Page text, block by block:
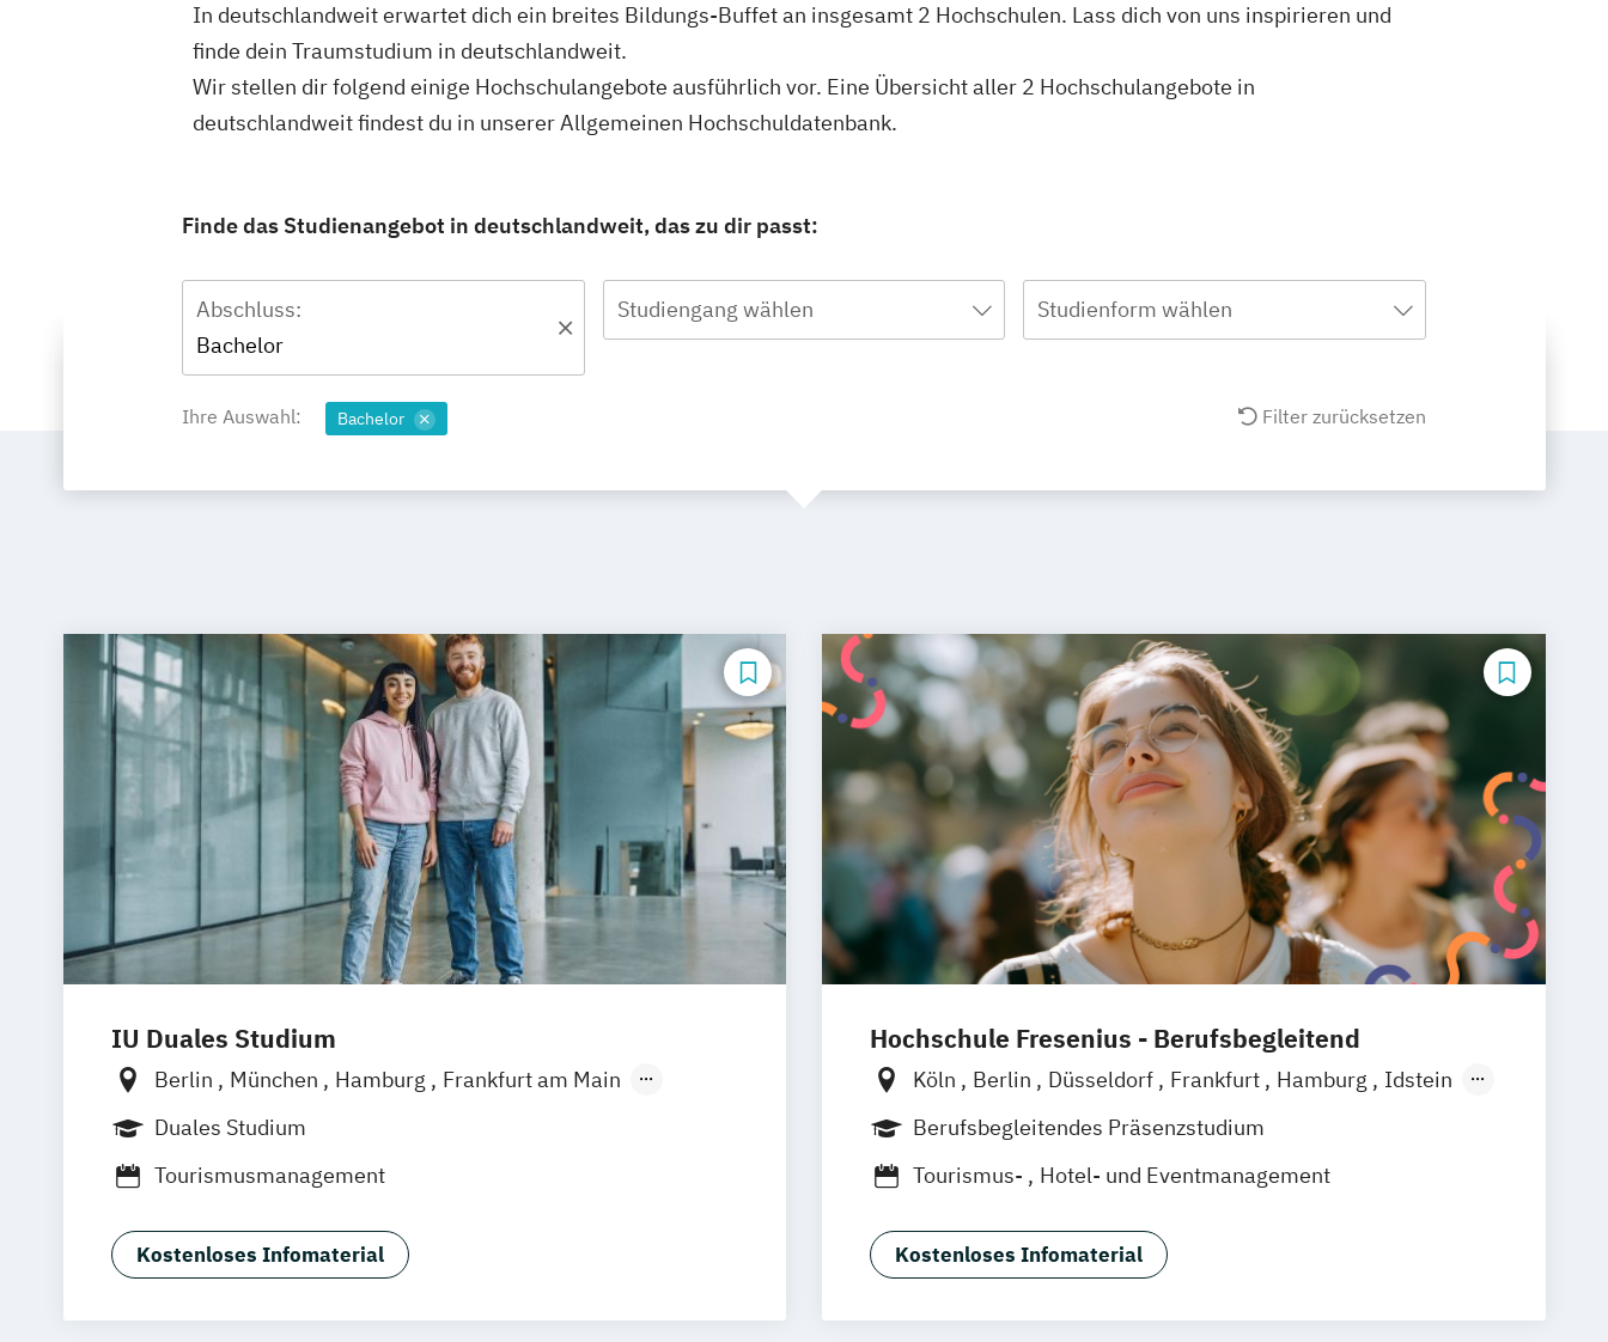
In deutschlandweit erwartet dich ein breites Bildungs-Buffet an insgesamt 2 Hochschulen. Lass dich von uns inspirieren und
finde dein Traumstudium in deutschlandweit.
Wir stellen dir folgend einige Hochschulangebote ausführlich vor. Eine Übersicht aller 2 Hochschulangebote in
deutschlandweit findest du in unserer Allgemeinen Hochschuldatenbank.
Finde das Studienangebot in deutschlandweit, das zu dir passt:
Abschluss:
Bachelor
Studiengang wählen Studienform wählen
Ihre Auswahl: Bachelor Filter zurücksetzen
IU Duales Studium
Berlin München Hamburg
Frankfurt am Main
Düsseldorf
Augsburg Bielefeld Braunschweig
Aachen deutschlandweit
Duales Studium
Tourismusmanagement
Kostenloses Infomaterial
Hochschule Fresenius - Berufsbegleitend
Köln Berlin Düsseldorf Frankfurt Hamburg
Idstein
München
Wiesbaden Online-Campus
Oldenburg
Braunschweig
Berufsbegleitendes Präsenzstudium
Tourismus-
Hotel- und Eventmanagement
Kostenloses Infomaterial